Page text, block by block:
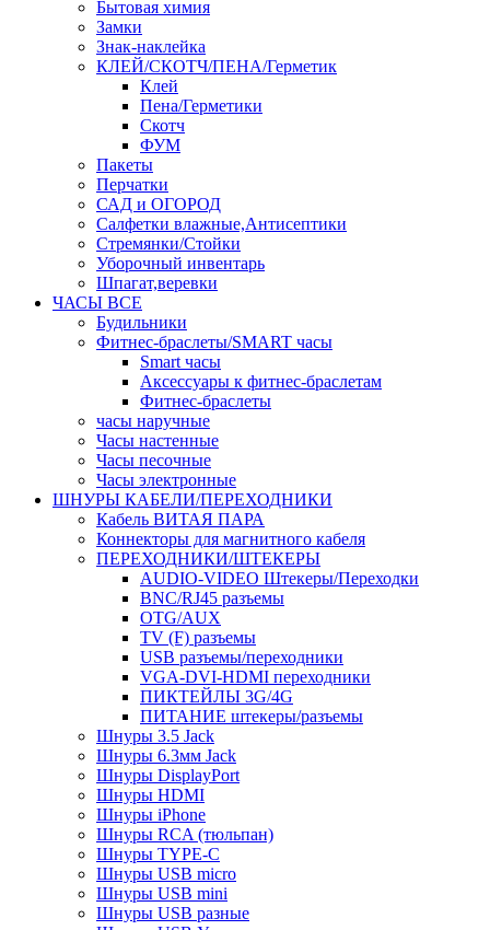
Бытовая химия
Замки
Знак-наклейка
КЛЕЙ/СКОТЧ/ПЕНА/Герметик
Клей
Пена/Герметики
Скотч
ФУМ
Пакеты
Перчатки
САД и ОГОРОД
Салфетки влажные,Антисептики
Стремянки/Стойки
Уборочный инвентарь
Шпагат,веревки
ЧАСЫ ВСЕ
Будильники
Фитнес-браслеты/SMART часы
Smart часы
Аксессуары к фитнес-браслетам
Фитнес-браслеты
часы наручные
Часы настенные
Часы песочные
Часы электронные
ШНУРЫ КАБЕЛИ/ПЕРЕХОДНИКИ
Кабель ВИТАЯ ПАРА
Коннекторы для магнитного кабеля
ПЕРЕХОДНИКИ/ШТЕКЕРЫ
AUDIO-VIDEO Штекеры/Переходки
BNC/RJ45 разъемы
OTG/AUX
TV (F) разъемы
USB разъемы/переходники
VGA-DVI-HDMI переходники
ПИКТЕЙЛЫ 3G/4G
ПИТАНИЕ штекеры/разъемы
Шнуры 3.5 Jack
Шнуры 6.3мм Jack
Шнуры DisplayPort
Шнуры HDMI
Шнуры iPhone
Шнуры RCA (тюльпан)
Шнуры TYPE-C
Шнуры USB micro
Шнуры USB mini
Шнуры USB разные